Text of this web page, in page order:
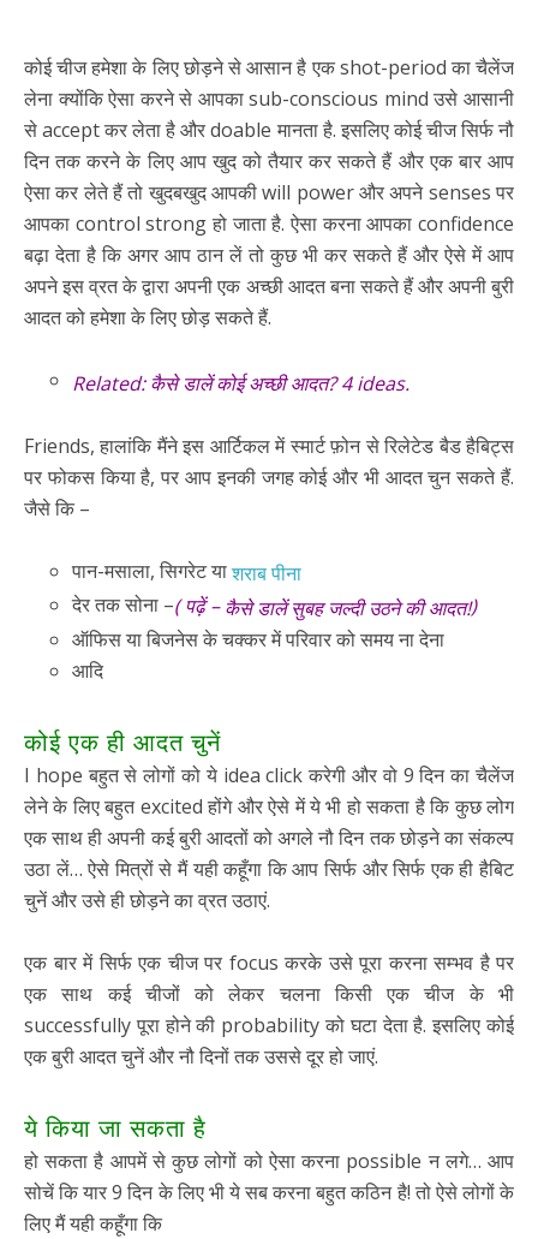
कोई चीज हमेशा के लिए छोड़ने से आसान है एक shot-period का चैलेंज
लेना क्योंकि ऐसा करने से आपका sub-conscious mind उसे आसानी
से accept कर लेता है और doable मानता है. इसलिए कोई चीज सिर्फ नौ
दिन तक करने के लिए आप खुद को तैयार कर सकते हैं और एक बार आप
ऐसा कर लेते हैं तो खुदबखुद आपकी will power और अपने senses पर
आपका control strong हो जाता है. ऐसा करना आपका confidence
बढ़ा देता है कि अगर आप ठान लें तो कुछ भी कर सकते हैं और ऐसे में आप
अपने इस व्रत के द्वारा अपनी एक अच्छी आदत बना सकते हैं और अपनी बुरी
आदत को हमेशा के लिए छोड़ सकते हैं.
Related:कैसे डालें कोई अच्छी आदत? 4 ideas.
Friends, हालांकि मैंने इस आर्टिकल में स्मार्ट फ़ोन से रिलेटेड बैड हैबिट्स
पर फोकस किया है, पर आप इनकी जगह कोई और भी आदत चुन सकते हैं.
जैसे कि –
पान-मसाला, सिगरेट याशराब पीना
देर तक सोना –( पढ़ें –कैसे डालें सुबह जल्दी उठने की आदत!)
ऑफिस या बिजनेस के चक्कर में परिवार को समय ना देना
आदि
कोई एक ही आदत चुनें
I hope बहुत से लोगों को ये idea click करेगी और वो 9 दिन का चैलेंज
लेने के लिए बहुत excited होंगे और ऐसे में ये भी हो सकता है कि कुछ लोग
एक साथ ही अपनी कई बुरी आदतों को अगले नौ दिन तक छोड़ने का संकल्प
उठा लें… ऐसे मित्रों से मैं यही कहूँगा कि आप सिर्फ और सिर्फ एक ही हैबिट
चुनें और उसे ही छोड़ने का व्रत उठाएं.
एक बार में सिर्फ एक चीज पर focus करके उसे पूरा करना सम्भव है पर
एक साथ कई चीजों को लेकर चलना किसी एक चीज के भी
successfully पूरा होने की probability को घटा देता है. इसलिए कोई
एक बुरी आदत चुनें और नौ दिनों तक उससे दूर हो जाएं.
ये किया जा सकता है
हो सकता है आपमें से कुछ लोगों को ऐसा करना possible न लगे… आप
सोचें कि यार 9 दिन के लिए भी ये सब करना बहुत कठिन है! तो ऐसे लोगों के
लिए मैं यही कहूँगा कि